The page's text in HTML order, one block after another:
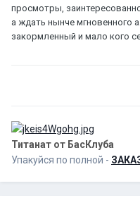
просмотры,
а ждать нынче мгновенного
закормленный и мало кого
Титанат от БасКлуба
Упакуйся по полной -